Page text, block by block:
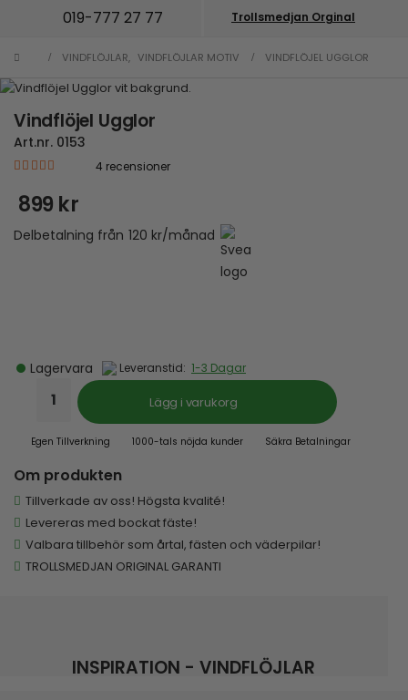
019-777 27 77 Trollsmedjan Orginal
VINDFLÖJLAR, VINDFLÖJLAR MOTIV VINDFLÖJEL UGGLOR
Vindflöjel Ugglor
Art.nr. 0153
4 recensioner
899 kr
Delbetalning från 120 kr/månad
Lagervara Leveranstid: 1-3 Dagar
Lägg i varukorg
Egen Tillverkning 1000-tals nöjda kunder Säkra Betalningar
Om produkten
Tillverkade av oss! Högsta kvalité!
Levereras med bockat fäste!
Valbara tillbehör som årtal, fästen och väderpilar!
TROLLSMEDJAN ORIGINAL GARANTI
INSPIRATION - VINDFLÖJLAR